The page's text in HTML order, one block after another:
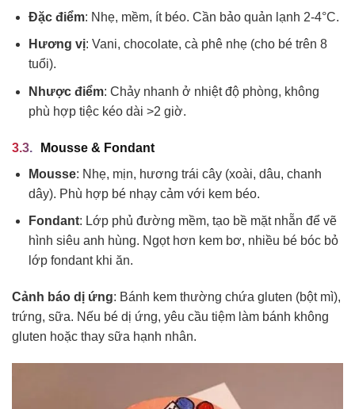
Đặc điểm: Nhẹ, mềm, ít béo. Cần bảo quản lạnh 2-4°C.
Hương vị: Vani, chocolate, cà phê nhẹ (cho bé trên 8
tuổi).
Nhược điểm: Chảy nhanh ở nhiệt độ phòng, không
phù hợp tiệc kéo dài >2 giờ.
Mousse & Fondant
Mousse: Nhẹ, mịn, hương trái cây (xoài, dâu, chanh
dây). Phù hợp bé nhạy cảm với kem béo.
Fondant: Lớp phủ đường mềm, tạo bề mặt nhẵn để vẽ
hình siêu anh hùng. Ngọt hơn kem bơ, nhiều bé bóc bỏ
lớp fondant khi ăn.
Cảnh báo dị ứng: Bánh kem thường chứa gluten (bột mì),
trứng, sữa. Nếu bé dị ứng, yêu cầu tiệm làm bánh không
gluten hoặc thay sữa hạnh nhân.